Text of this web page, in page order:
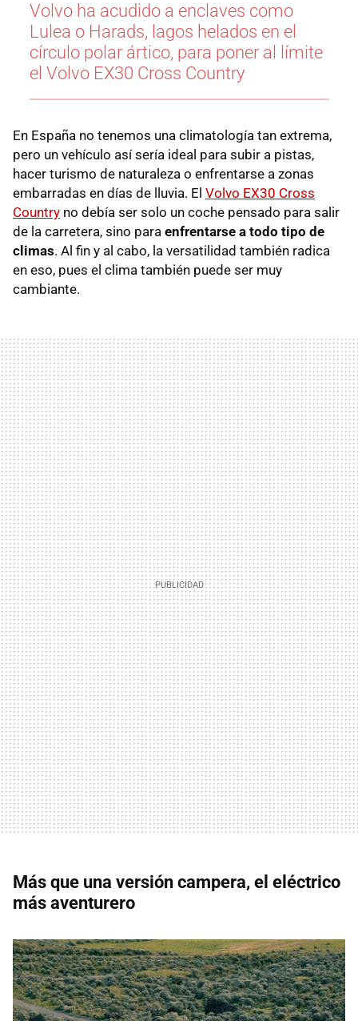
Volvo ha acudido a enclaves como
Lulea o Harads, lagos helados en el
círculo polar ártico, para poner al límite
el Volvo EX30 Cross Country
En España no tenemos una climatología tan extrema,
pero un vehículo así sería ideal para subir a pistas,
hacer turismo de naturaleza o enfrentarse a zonas
embarradas en días de lluvia. El Volvo EX30 Cross
Country no debía ser solo un coche pensado para salir
de la carretera, sino para enfrentarse a todo tipo de
climas. Al fin y al cabo, la versatilidad también radica
en eso, pues el clima también puede ser muy
cambiante.
Más que una versión campera, el eléctrico
más aventurero